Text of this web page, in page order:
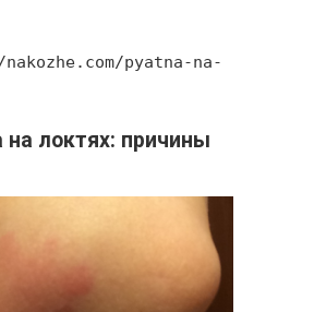
pyatna-na-
на локтях: причины